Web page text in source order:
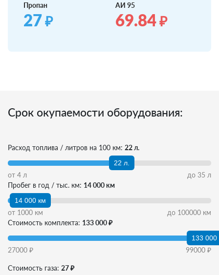
Пропан
27₽
АИ 95
69.84₽
Срок окупаемости оборудования:
Расход топлива / литров на 100 км: 22 л.
22 л.
от 4 л до 35 л
Пробег в год / тыс. км: 14 000 км
14 000 км
от 1000 км до 100000 км
Стоимость комплекта: 133 000 ₽
133 000
27000 ₽ 99000 ₽
Стоимость газа: 27 ₽